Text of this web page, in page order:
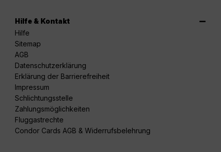
Hilfe & Kontakt
Hilfe
Sitemap
AGB
Datenschutzerklärung
Erklärung der Barrierefreiheit
Impressum
Schlichtungsstelle
Zahlungsmöglichkeiten
Fluggastrechte
Condor Cards AGB & Widerrufsbelehrung